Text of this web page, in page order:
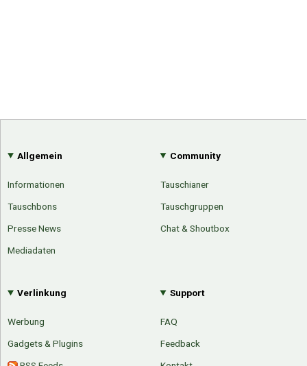
Allgemein
Informationen
Tauschbons
Presse News
Mediadaten
Community
Tauschianer
Tauschgruppen
Chat & Shoutbox
Verlinkung
Werbung
Gadgets & Plugins
Support
FAQ
Feedback